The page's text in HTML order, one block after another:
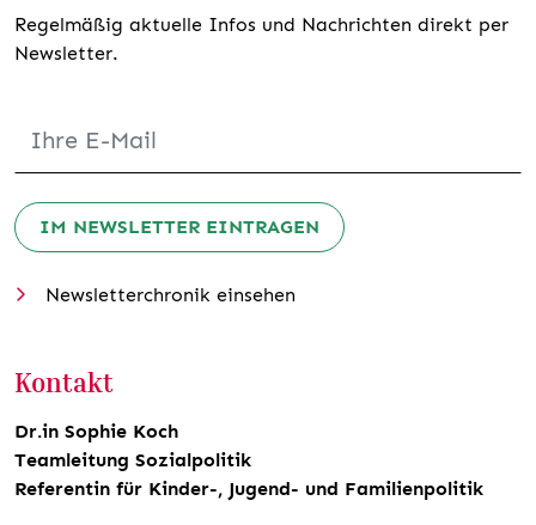
Regelmäßig aktuelle Infos und Nachrichten direkt per
Newsletter.
IM NEWSLETTER EINTRAGEN
Newsletterchronik einsehen
Kontakt
Dr.in Sophie Koch
Teamleitung Sozialpolitik
Referentin für Kinder-, Jugend- und Familienpolitik